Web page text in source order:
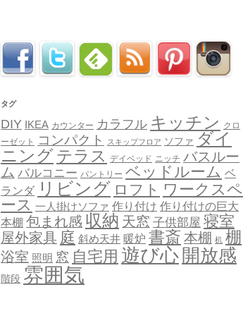
タグ
DIY IKEA カウンター カラフル キッチン クロ
ーゼット
コンパクト スキップフロア ソファ ダイ
ニングテラス デイベッド ニッチ バスルー
ム バルコニー パントリー ベッドルーム ベ
ランダ リビング ロフト ワークスペ
ース 一人掛けソファ 作り付け 作り付けの巨大
本棚 包まれ感 収納 天窓 子供部屋 寝室
屋外家具 庭 斜め天井 暖炉 書斎 本棚 机 棚
浴室 照明 窓 自宅用 遊び心 開放感
階段 雰囲気